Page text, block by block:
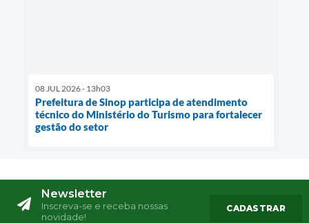
08 JUL 2026 - 13h03
Prefeitura de Sinop participa de atendimento
técnico do Ministério do Turismo para fortalecer
gestão do setor
Newsletter
Inscreva-se e receba nossas
novidade!
CADASTRAR